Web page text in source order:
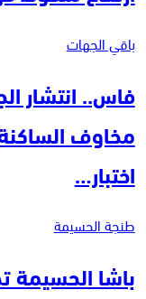
باقي الجهات
فاس.. انتشار
مخاوف
اختبار…
طنجة الحسيمة
باشا الحسيمة